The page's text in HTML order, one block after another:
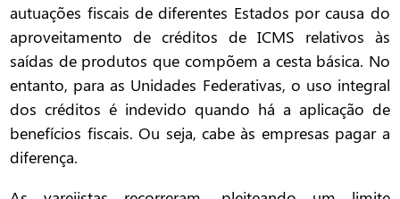
autuações fiscais de diferentes Estados por causa do
aproveitamento de créditos de ICMS relativos às
saídas de produtos que compõem a cesta básica. No
entanto, para as Unidades Federativas, o uso integral
dos créditos é indevido quando há a aplicação de
benefícios fiscais. Ou seja, cabe às empresas pagar a
diferença.